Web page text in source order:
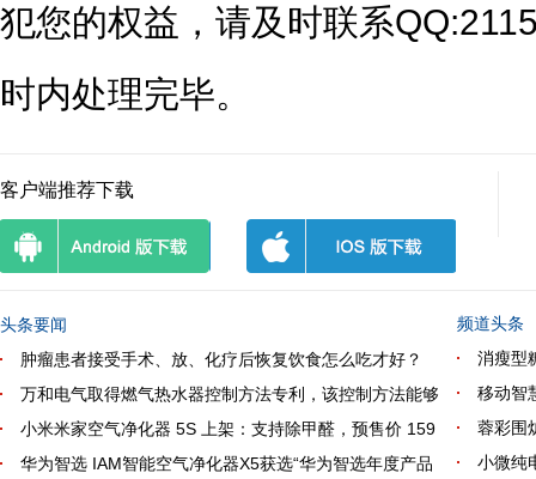
犯您的权益，请及时联系
时内处理完毕。
客户端推荐下载
头条要闻
肿瘤患者接受手术、放、化疗后恢复饮食怎么吃才好？
万和电气取得燃气热水器控制方法专利，该控制方法能够
小米米家空气净化器 5S 上架：支持除甲醛，预售价 159
华为智选 IAM智能空气净化器X5获选“华为智选年度产品
频道头条
消瘦型
移动智
蓉彩围
小微纯